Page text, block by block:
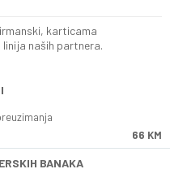
karticama
naših partnera.
66 KM
BANAKA